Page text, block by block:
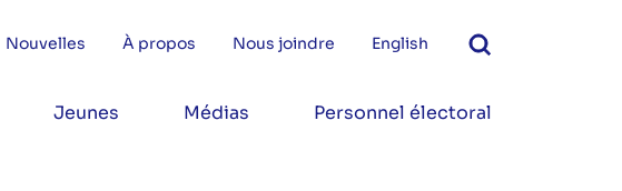
Nouvelles À propos Nous joindre English
Jeunes Médias Personnel électoral